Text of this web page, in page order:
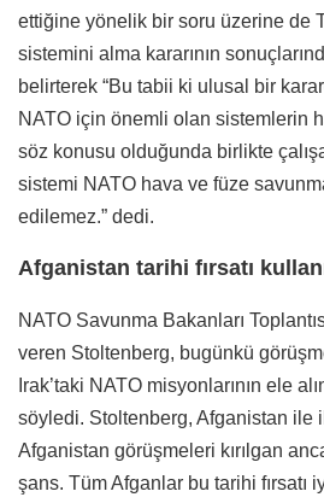
ettiğine yönelik bir soru üzerine de
sistemini alma kararının
belirterek “Bu tabii ki ulusal bir
NATO için önemli olan sistemlerin
söz konusu olduğunda birlikte
sistemi NATO hava ve füze
edilemez.” dedi.
Afganistan tarihi fırsatı
NATO Savunma Bakanları
veren Stoltenberg, bugünkü
Irak’taki NATO misyonlarının ele
söyledi. Stoltenberg, Afganistan ile
Afganistan görüşmeleri kırılgan
şans. Tüm Afganlar bu tarihi fırsatı